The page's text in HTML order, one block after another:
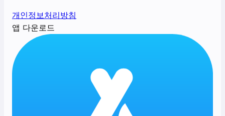
개인정보처리방침
앱 다운로드